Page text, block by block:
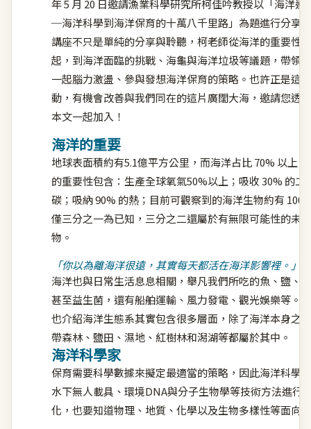
年 5 月 20 日邀請漁業科學研究所柯佳吟教授以「海洋連
─海洋科學到海洋保育的十萬八千里路」為題進行分享
講座不只是單純的分享與聆聽，柯老師從海洋的重要性
起，到海洋面臨的挑戰、海龜與海洋垃圾等議題，帶領
一起腦力激盪、參與發想海洋保育的策略。也許正是這
動，有機會改善與我們同在的這片廣闊大海，邀請您透
本文一起加入！
海洋的重要
地球表面積約有5.1億平方公里，而海洋占比 70% 以上，
的重要性包含：生產全球氧氣50%以上；吸收 30% 的二
碳；吸納 90% 的熱；目前可觀察到的海洋生物約有 100
僅三分之一為已知，三分之二還屬於有無限可能性的未
物。
「你以為離海洋很遠，其實每天都活在海洋影響裡。」
海洋也與日常生活息息相關，舉凡我們所吃的魚、鹽、
甚至益生菌，還有船舶運輸、風力發電、觀光娛樂等。
也介紹海洋生態系其實包含很多層面，除了海洋本身之
帶森林、鹽田、濕地、紅樹林和潟湖等都屬於其中。
海洋科學家
保育需要科學數據來擬定最適當的策略，因此海洋科學
水下無人載具、環境DNA與分子生物學等技術方法進
化，也要知道物理、地質、化學以及生物多樣性等面向